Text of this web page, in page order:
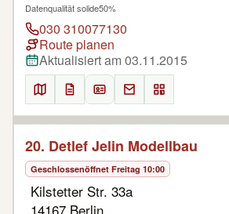
Datenqualität solide50%
030 310077130
Route planen
Aktualisiert am 03.11.2015
20. Detlef Jelin Modellbau
Geschlossenöffnet Freitag 10:00
Kilstetter Str. 33a
14167 Berlin